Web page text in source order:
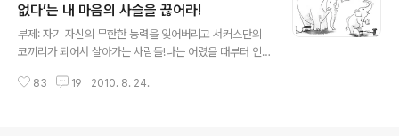
수준의 새로운 비전을 설정해야 한다. 내 능력의 크기가 커
졌으므로 자연히 목표도 빠르게 성취되고, 더 큰 비전도 성
취할 수 있다. (이미지출처: Daum 이미지검색 '꿈' 검색결
과 화면 캡쳐) 예를 들어 기업의 임원이 되겠다는 목표를 세
웠던 유능한 실무급 직장인이 실제로 임원이 된 후에는 무
없다’는 내 마음의 사슬을 끊어라!
부제: 자기 자신의 무한한 능력을 잊어버리고 서커스단의
코끼리가 되어서 살아가는 사람들!나는 어렸을 때부터 인
도에 개봉한 영화 같은 영화를 보면서 무척이나 흥분된 느
83 19 2010. 8. 24.